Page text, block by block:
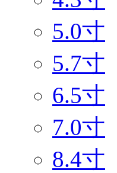
5.0寸
5.7寸
6.5寸
7.0寸
8.4寸